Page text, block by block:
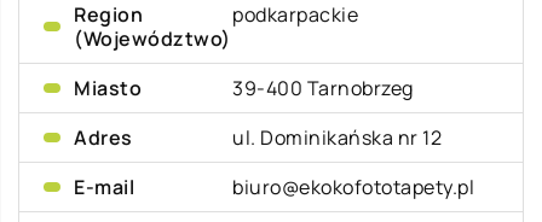
Region
(Województwo)
podkarpackie
Miasto
39-400 Tarnobrzeg
Adres
ul. Dominikańska nr 12
E-mail
biuro@ekokofototapety.pl